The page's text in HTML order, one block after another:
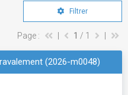
Filtrer
Page : 1 / 1
(2026-m0048)